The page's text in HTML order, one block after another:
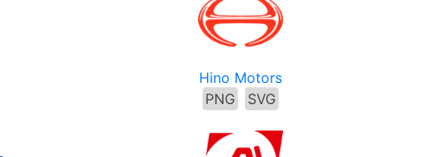
Hino Motors
PNG
SVG